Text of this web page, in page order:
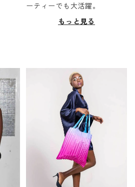
ーティーでも大活躍。
もっと見る